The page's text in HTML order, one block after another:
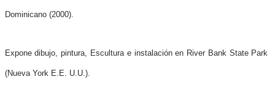
Dominicano (2000).
Expone dibujo, pintura, Escultura e instalación en River Bank State Park
(Nueva York E.E. U.U.).